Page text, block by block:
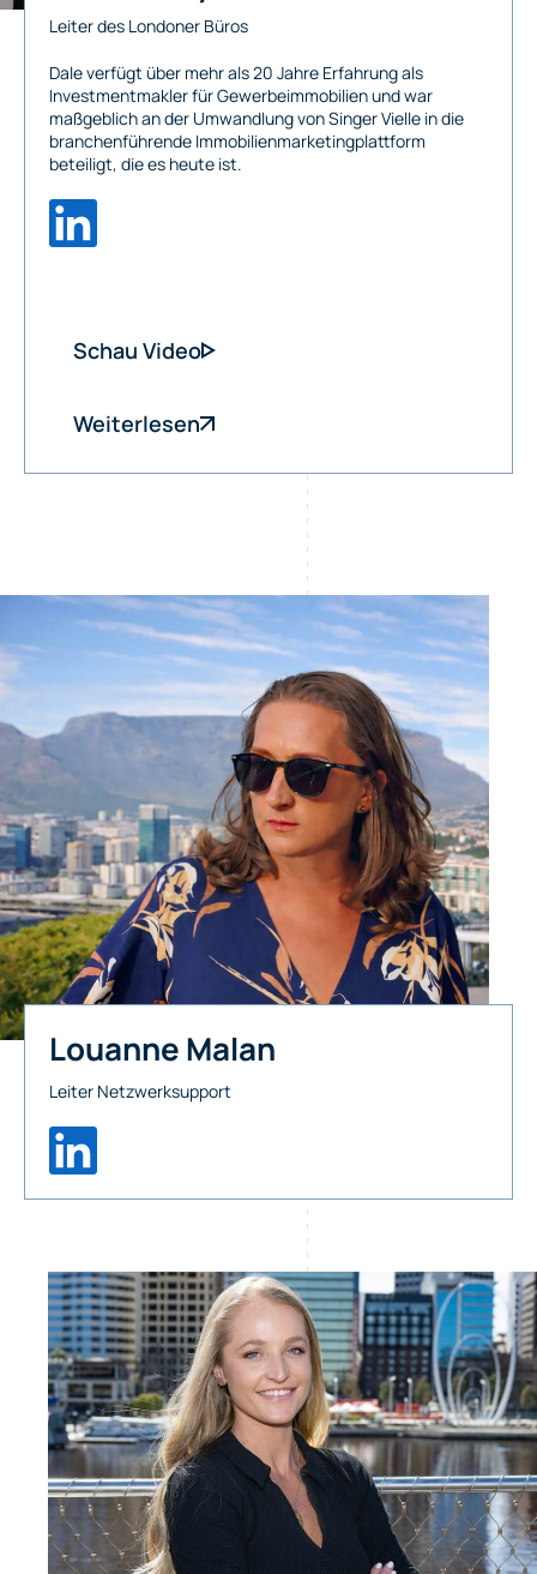
Leiter des Londoner Büros
Dale verfügt über mehr als 20 Jahre Erfahrung als
Investmentmakler für Gewerbeimmobilien und war
maßgeblich an der Umwandlung von Singer Vielle in die
branchenführende Immobilienmarketingplattform
beteiligt, die es heute ist.
Schau Video
Weiterlesen
Louanne Malan
Leiter Netzwerksupport